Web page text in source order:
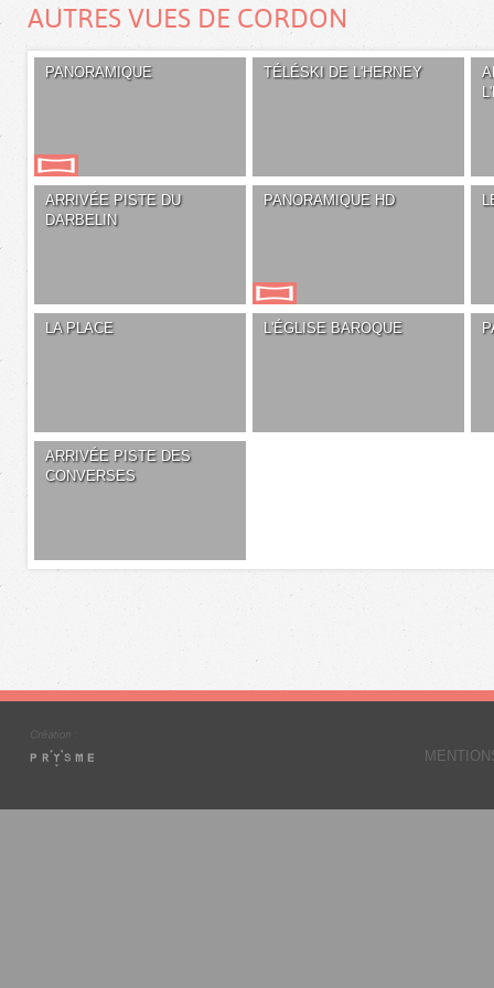
AUTRES VUES DE CORDON
PANORAMIQUE TÉLÉSKI DE L'HERNEY
ARRIVÉE PISTE DU
DARBELIN
PANORAMIQUE HD
LA PLACE L'ÉGLISE BAROQUE
ARRIVÉE PISTE DES
CONVERSES